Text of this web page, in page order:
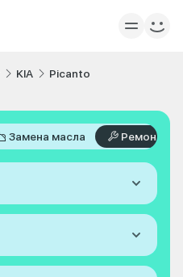
KIA Picanto
Замена масла Ремонт